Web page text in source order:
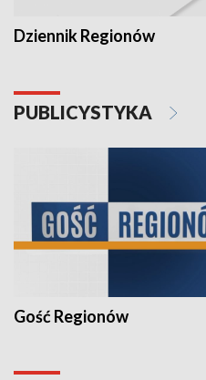
Dziennik Regionów
PUBLICYSTYKA
Gość Regionów